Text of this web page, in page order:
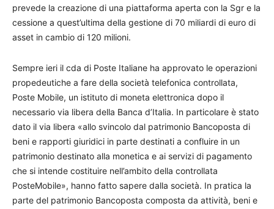
prevede la creazione di una piattaforma aperta con la Sgr e la
cessione a quest’ultima della gestione di 70 miliardi di euro di
asset in cambio di 120 milioni.
Sempre ieri il cda di Poste Italiane ha approvato le operazioni
propedeutiche a fare della società telefonica controllata,
Poste Mobile, un istituto di moneta elettronica dopo il
necessario via libera della Banca d’Italia. In particolare è stato
dato il via libera «allo svincolo dal patrimonio Bancoposta di
beni e rapporti giuridici in parte destinati a confluire in un
patrimonio destinato alla monetica e ai servizi di pagamento
che si intende costituire nell’ambito della controllata
PosteMobile», hanno fatto sapere dalla società. In pratica la
parte del patrimonio Bancoposta composta da attività, beni e